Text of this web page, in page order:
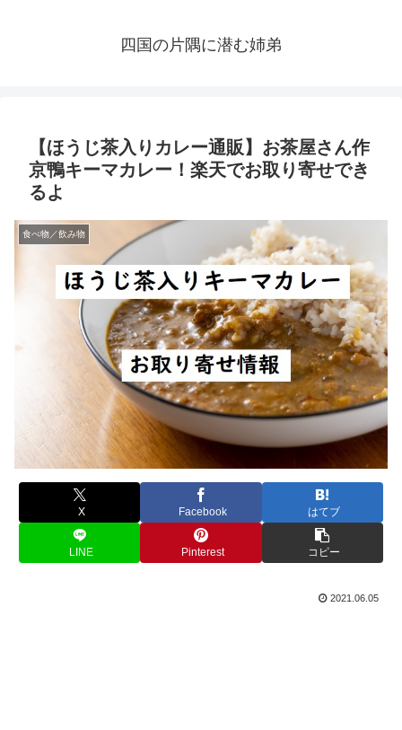
四国の片隅に潜む姉弟
【ほうじ茶入りカレー通販】お茶屋さん作
京鴨キーマカレー！楽天でお取り寄せでき
るよ
食べ物／飲み物
X Facebook はてブ
LINE Pinterest コピー
2021.06.05